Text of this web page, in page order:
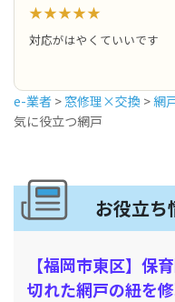
★★★★★
対応がはやくていいです
e-業者 > 窓修理×交換 >網
気に役立つ網戸
お役立ち
【福岡市東区】保
切れた網戸の紐を